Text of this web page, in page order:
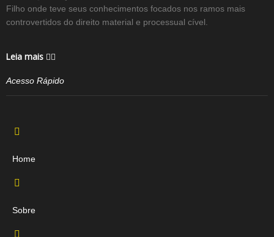
Filho onde teve seus conhecimentos focados nos ramos mais
controvertidos do direito material e processual cível.
Leia mais
Acesso Rápido
Home
Sobre